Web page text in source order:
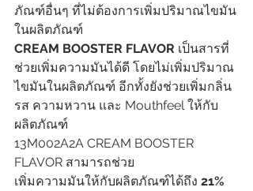
ภัณฑ์อื่นๆ ที่ไม่ต้องการเพิ่มปริมาณไขมัน
ในผลิตภัณฑ์
CREAM BOOSTER FLAVOR เป็นสารที่
ช่วยเพิ่มความมันได้ดี โดยไม่เพิ่มปริมาณ
ไขมันในผลิตภัณฑ์ อีกทั้งยังช่วยเพิ่มกลิ่น
รส ความหวาน และ Mouthfeel ให้กับ
ผลิตภัณฑ์
13M002A2A CREAM BOOSTER
FLAVOR สามารถช่วย
เพิ่มความมันให้กับผลิตภัณฑ์ได้ถึง 21%